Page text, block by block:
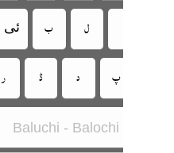
‏ئی ‏ ‏
‏ ‏ ‏ ‏
Baluchi - Balochi Persian